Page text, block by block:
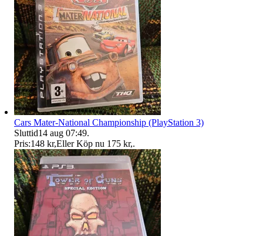
Cars Mater-National Championship (PlayStation 3)
Sluttid14 aug 07:49.
Pris:148 kr,Eller Köp nu 175 kr,.